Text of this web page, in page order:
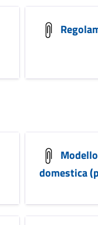
domestica